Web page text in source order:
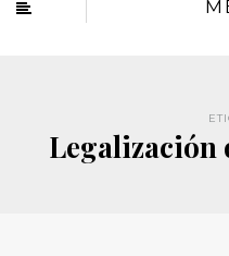
Legalización